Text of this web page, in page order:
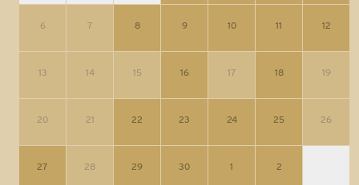
6 7 8 9 10 11 12
13 14 15 16 17 18 19
20 21 22 23 24 25 26
27 28 29 30 1 2